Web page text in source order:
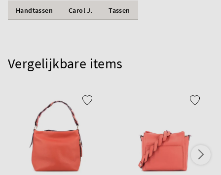
Handtassen Carol J. Tassen
Vergelijkbare items